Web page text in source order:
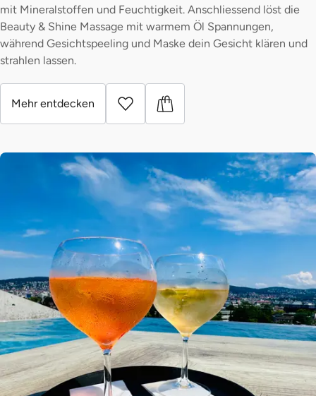
mit Mineralstoffen und Feuchtigkeit. Anschliessend löst die
Beauty & Shine Massage mit warmem Öl Spannungen,
während Gesichtspeeling und Maske dein Gesicht klären und
strahlen lassen.
Mehr entdecken